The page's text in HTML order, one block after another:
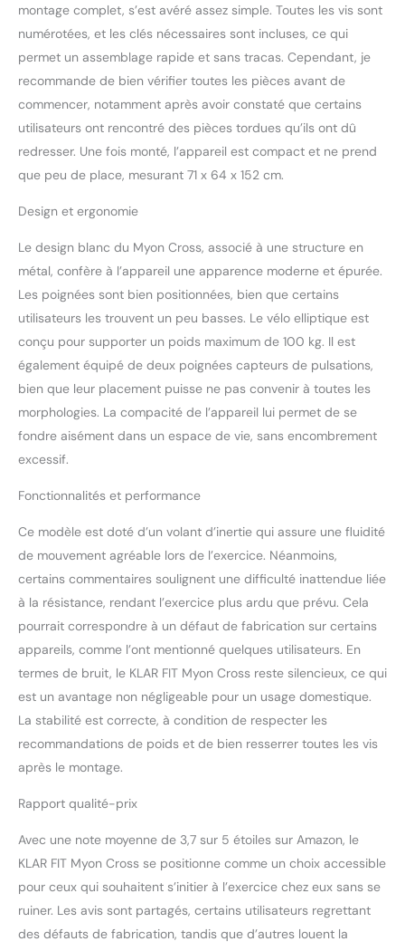
stabilité. Les tubes de
support de l'appareil de
d'utilisateur max. de 100
kg, sont munis de
capuchons de protection
en plastique ménageant le
sol. ERGONOMIQUE : Le
vélo elliptique/cross
trainer Klarfit Myon Cross
augmenter les
performances de votre
corps et à relancer
correctement votre
système cardiovasculaire.
ÉCRAN : Outre le temps, la
vitesse, la consommation
de calories ainsi que la
distance sont affichées sur
l'écran LCD clair du
stepper cross trainer. Vous
évaluation précise de
votre forme physique.
CARDIOFRÉQUENCEMÈTRE
: Un cardiofréquencemètre
intégré aux poignées
confortables alimente
l'ordinateur d'entraînement
fréquence cardiaque et
permet ainsi un contrôle
efficace des
performances. Le fitness
devient un vrai plaisir.
montage complet, s’est avéré assez simple. Toutes les vis sont
numérotées, et les clés nécessaires sont incluses, ce qui
permet un assemblage rapide et sans tracas. Cependant, je
recommande de bien vérifier toutes les pièces avant de
commencer, notamment après avoir constaté que certains
utilisateurs ont rencontré des pièces tordues qu’ils ont dû
redresser. Une fois monté, l’appareil est compact et ne prend
que peu de place, mesurant 71 x 64 x 152 cm.
Design et ergonomie
Le design blanc du Myon Cross, associé à une structure en
métal, confère à l’appareil une apparence moderne et épurée.
Les poignées sont bien positionnées, bien que certains
utilisateurs les trouvent un peu basses. Le vélo elliptique est
conçu pour supporter un poids maximum de 100 kg. Il est
également équipé de deux poignées capteurs de pulsations,
bien que leur placement puisse ne pas convenir à toutes les
morphologies. La compacité de l’appareil lui permet de se
fondre aisément dans un espace de vie, sans encombrement
excessif.
Fonctionnalités et performance
Ce modèle est doté d’un volant d’inertie qui assure une fluidité
de mouvement agréable lors de l’exercice. Néanmoins,
certains commentaires soulignent une difficulté inattendue liée
à la résistance, rendant l’exercice plus ardu que prévu. Cela
pourrait correspondre à un défaut de fabrication sur certains
appareils, comme l’ont mentionné quelques utilisateurs. En
termes de bruit, le KLAR FIT Myon Cross reste silencieux, ce qui
est un avantage non négligeable pour un usage domestique.
La stabilité est correcte, à condition de respecter les
recommandations de poids et de bien resserrer toutes les vis
après le montage.
Rapport qualité-prix
Avec une note moyenne de 3,7 sur 5 étoiles sur Amazon, le
KLAR FIT Myon Cross se positionne comme un choix accessible
pour ceux qui souhaitent s’initier à l’exercice chez eux sans se
ruiner. Les avis sont partagés, certains utilisateurs regrettant
des défauts de fabrication, tandis que d’autres louent la